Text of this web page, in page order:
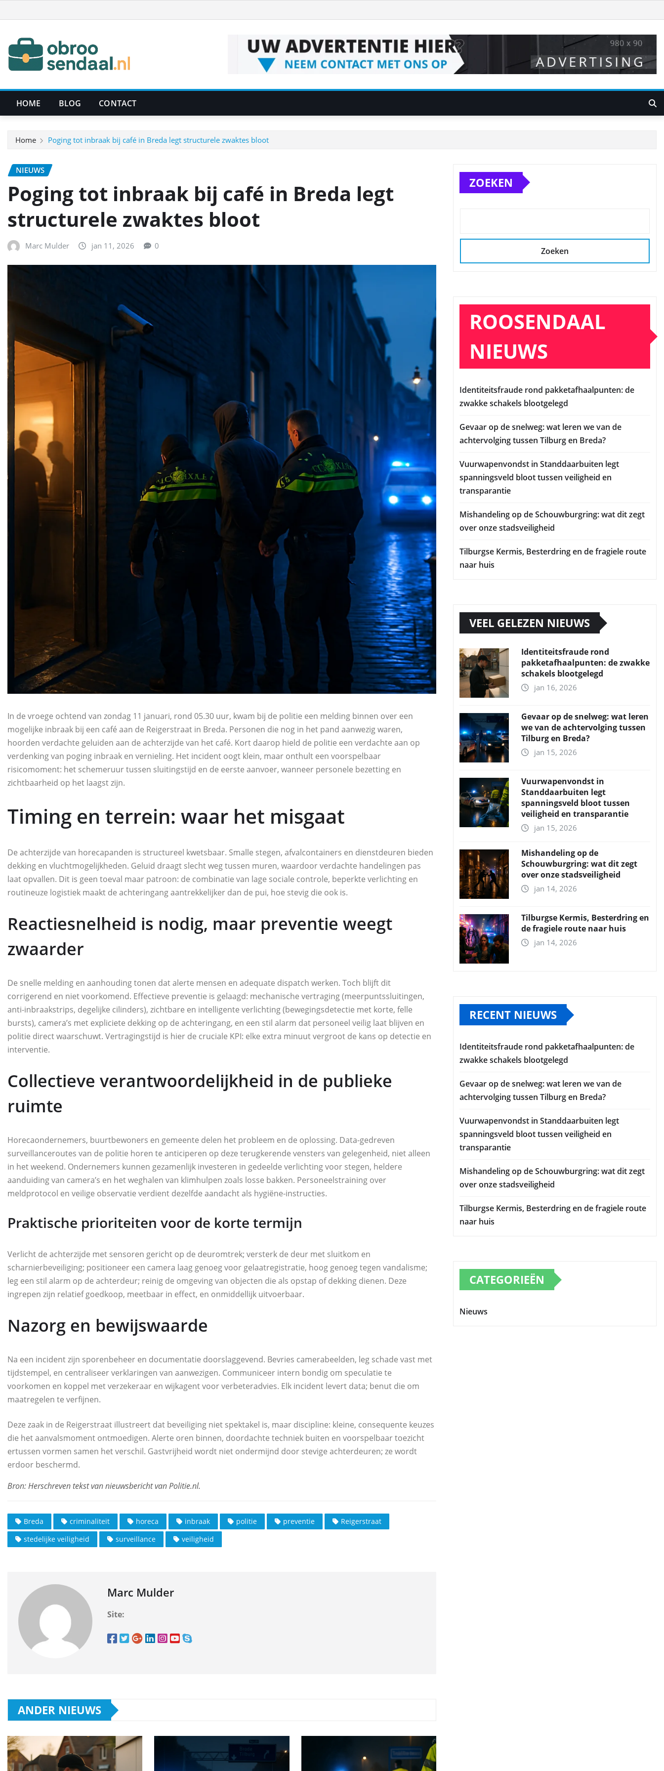
naar
inhoud
HOME BLOG CONTACT
Home Poging tot inbraak bij café in Breda legt structurele zwaktes bloot
NIEUWS
Poging tot inbraak bij café in Breda legt
structurele zwaktes bloot
Marc Mulder jan 11, 2026 0
In de vroege ochtend van zondag 11 januari, rond 05.30 uur, kwam bij de politie een melding binnen over een
mogelijke inbraak bij een café aan de Reigerstraat in Breda. Personen die nog in het pand aanwezig waren,
hoorden verdachte geluiden aan de achterzijde van het café. Kort daarop hield de politie een verdachte aan op
verdenking van poging inbraak en vernieling. Het incident oogt klein, maar onthult een voorspelbaar
risicomoment: het schemeruur tussen sluitingstijd en de eerste aanvoer, wanneer personele bezetting en
zichtbaarheid op het laagst zijn.
Timing en terrein: waar het misgaat
De achterzijde van horecapanden is structureel kwetsbaar. Smalle stegen, afvalcontainers en dienstdeuren bieden
dekking en vluchtmogelijkheden. Geluid draagt slecht weg tussen muren, waardoor verdachte handelingen pas
laat opvallen. Dit is geen toeval maar patroon: de combinatie van lage sociale controle, beperkte verlichting en
routineuze logistiek maakt de achteringang aantrekkelijker dan de pui, hoe stevig die ook is.
Reactiesnelheid is nodig, maar preventie weegt
zwaarder
De snelle melding en aanhouding tonen dat alerte mensen en adequate dispatch werken. Toch blijft dit
corrigerend en niet voorkomend. Effectieve preventie is gelaagd: mechanische vertraging (meerpuntssluitingen,
anti-inbraakstrips, degelijke cilinders), zichtbare en intelligente verlichting (bewegingsdetectie met korte, felle
bursts), camera’s met expliciete dekking op de achteringang, en een stil alarm dat personeel veilig laat blijven en
politie direct waarschuwt. Vertragingstijd is hier de cruciale KPI: elke extra minuut vergroot de kans op detectie en
interventie.
Collectieve verantwoordelijkheid in de publieke
ruimte
Horecaondernemers, buurtbewoners en gemeente delen het probleem en de oplossing. Data-gedreven
surveillanceroutes van de politie horen te anticiperen op deze terugkerende vensters van gelegenheid, niet alleen
in het weekend. Ondernemers kunnen gezamenlijk investeren in gedeelde verlichting voor stegen, heldere
aanduiding van camera’s en het weghalen van klimhulpen zoals losse bakken. Personeelstraining over
meldprotocol en veilige observatie verdient dezelfde aandacht als hygiëne-instructies.
Praktische prioriteiten voor de korte termijn
Verlicht de achterzijde met sensoren gericht op de deuromtrek; versterk de deur met sluitkom en
scharnierbeveiliging; positioneer een camera laag genoeg voor gelaatregistratie, hoog genoeg tegen vandalisme;
leg een stil alarm op de achterdeur; reinig de omgeving van objecten die als opstap of dekking dienen. Deze
ingrepen zijn relatief goedkoop, meetbaar in effect, en onmiddellijk uitvoerbaar.
Nazorg en bewijswaarde
Na een incident zijn sporenbeheer en documentatie doorslaggevend. Bevries camerabeelden, leg schade vast met
tijdstempel, en centraliseer verklaringen van aanwezigen. Communiceer intern bondig om speculatie te
voorkomen en koppel met verzekeraar en wijkagent voor verbeteradvies. Elk incident levert data; benut die om
maatregelen te verfijnen.
Deze zaak in de Reigerstraat illustreert dat beveiliging niet spektakel is, maar discipline: kleine, consequente keuzes
die het aanvalsmoment ontmoedigen. Alerte oren binnen, doordachte techniek buiten en voorspelbaar toezicht
ertussen vormen samen het verschil. Gastvrijheid wordt niet ondermijnd door stevige achterdeuren; ze wordt
erdoor beschermd.
Breda criminaliteit horeca inbraak politie preventie
Reigerstraat
stedelijke veiligheid
surveillance veiligheid
Marc Mulder
Site:
ANDER NIEUWS
ZOEKEN
Zoeken
ROOSENDAAL
NIEUWS
Identiteitsfraude rond pakketafhaalpunten: de
zwakke schakels blootgelegd
Gevaar op de snelweg: wat leren we van de
achtervolging tussen Tilburg en Breda?
Vuurwapenvondst in Standdaarbuiten legt
spanningsveld bloot tussen veiligheid en
transparantie
Mishandeling op de Schouwburgring: wat dit zegt
over onze stadsveiligheid
Tilburgse Kermis, Besterdring en de fragiele route
naar huis
VEEL GELEZEN NIEUWS
Identiteitsfraude rond
pakketafhaalpunten: de zwakke
schakels blootgelegd
jan 16, 2026
Gevaar op de snelweg: wat leren
we van de achtervolging tussen
Tilburg en Breda?
jan 15, 2026
Vuurwapenvondst in
Standdaarbuiten legt
spanningsveld bloot tussen
veiligheid en transparantie
jan 15, 2026
Mishandeling op de
Schouwburgring: wat dit zegt
over onze stadsveiligheid
jan 14, 2026
Tilburgse Kermis, Besterdring en
de fragiele route naar huis
jan 14, 2026
RECENT NIEUWS
Identiteitsfraude rond pakketafhaalpunten: de
zwakke schakels blootgelegd
Gevaar op de snelweg: wat leren we van de
achtervolging tussen Tilburg en Breda?
Vuurwapenvondst in Standdaarbuiten legt
spanningsveld bloot tussen veiligheid en
transparantie
Mishandeling op de Schouwburgring: wat dit zegt
over onze stadsveiligheid
Tilburgse Kermis, Besterdring en de fragiele route
naar huis
CATEGORIEËN
Nieuws